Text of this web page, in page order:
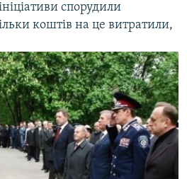
спорудили
коштів на це витратили,